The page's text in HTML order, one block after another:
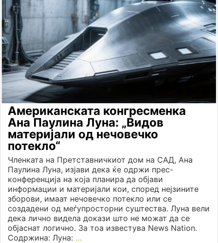
Американската конгресменка
Ана Паулина Луна: „Видов
материјали од нечовечко
потекло“
Членката на Претставничкиот дом на САД, Ана
Паулина Луна, изјави дека ќе одржи прес-
конференција на која планира да објави
информации и материјали кои, според нејзините
зборови, имаат нечовечко потекло или се
создадени од меѓупросторни суштества. Луна вели
дека лично видела докази што не можат да се
објаснат логично. За тоа известува News Nation.
Содржина: Луна: …